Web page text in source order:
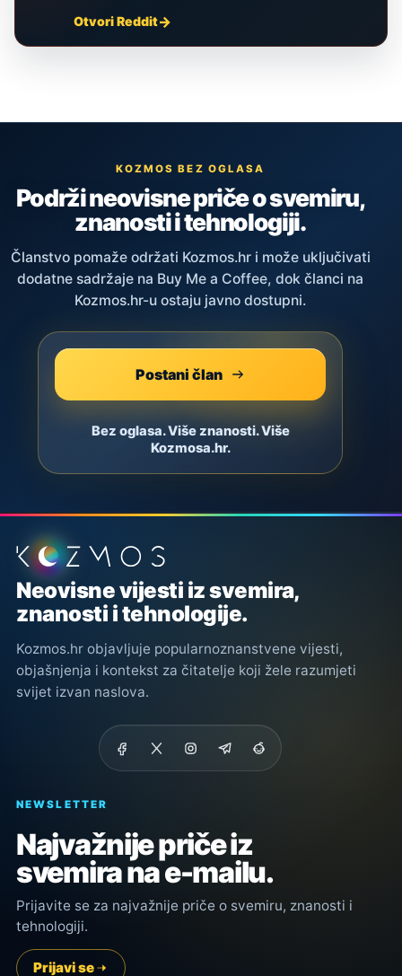
Otvori Reddit
KOZMOS BEZ OGLASA
Podrži neovisne priče o svemiru,
znanosti i tehnologiji.
Članstvo pomaže održati Kozmos.hr i može uključivati
dodatne sadržaje na Buy Me a Coffee, dok članci na
Kozmos.hr-u ostaju javno dostupni.
Postani član
Bez oglasa. Više znanosti. Više
Kozmosa.hr.
Podnožje stranice
Neovisne vijesti iz svemira,
znanosti i tehnologije.
Kozmos.hr objavljuje popularnoznanstvene vijesti,
objašnjenja i kontekst za čitatelje koji žele razumjeti
svijet izvan naslova.
NEWSLETTER
Najvažnije priče iz
svemira na e-mailu.
Prijavite se za najvažnije priče o svemiru, znanosti i
tehnologiji.
Prijavi se